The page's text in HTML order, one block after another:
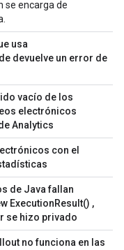
se encarga de
usa
devuelve un error de
vacío de los
electrónicos
Analytics
con el
de Java fallan
ExecutionResult() ,
se hizo privado
no funciona en las